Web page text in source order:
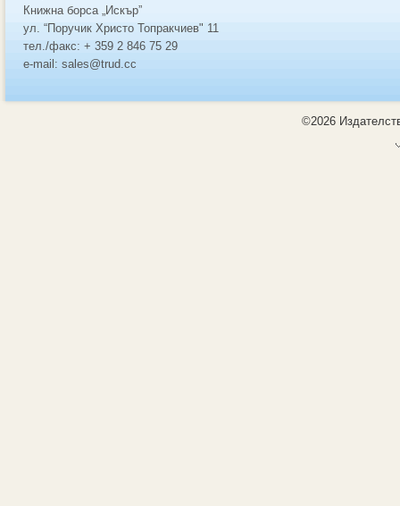
Книжна борса „Искър”
ул. “Поручик Христо Топракчиев" 11
тел./факс: + 359 2 846 75 29
e-mail: sales@trud.cc
©2026